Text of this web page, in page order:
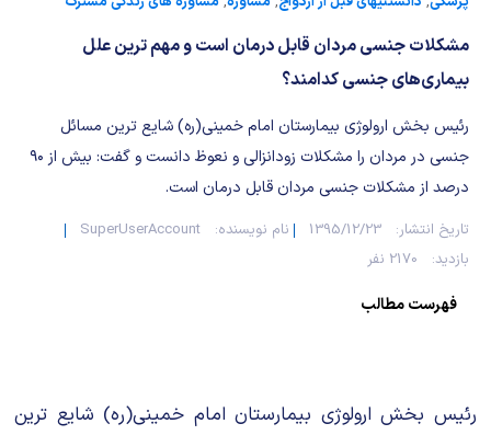
مشکلات جنسی مردان قابل درمان است و مهم ترین علل
بیماری‌های جنسی کدامند؟
رئیس بخش ارولوژی بیمارستان امام خمینی(ره) شایع ترین مسائل
جنسی در مردان را مشکلات زودانزالی و نعوظ دانست و گفت: بیش از ۹۰
درصد از مشکلات جنسی مردان قابل درمان است.
تاریخ انتشار: 1395/12/23 نام نویسنده:
SuperUserAccount
بازدید:
2170 نفر
فهرست مطالب
رئیس بخش ارولوژی بیمارستان امام خمینی(ره) شایع ترین
صلاح های شیمیایی
بمب های شیمیایی
شیمی عمومی
روانپزشکی
گیاهان دارویی